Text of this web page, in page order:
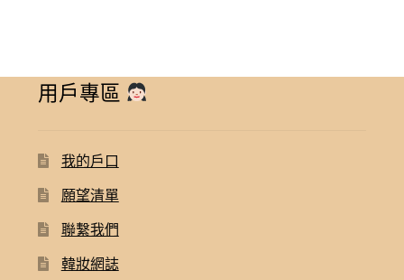
用戶專區
我的戶口
願望清單
聯繫我們
韓妝網誌